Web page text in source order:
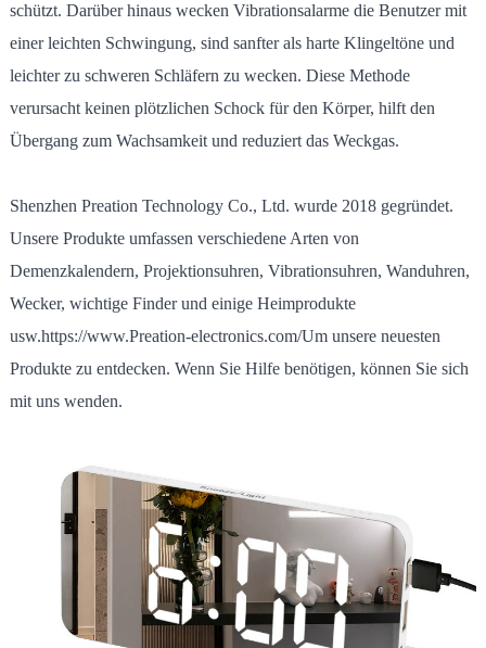
schützt. Darüber hinaus wecken Vibrationsalarme die Benutzer mit
einer leichten Schwingung, sind sanfter als harte Klingeltöne und
leichter zu schweren Schläfern zu wecken. Diese Methode
verursacht keinen plötzlichen Schock für den Körper, hilft den
Übergang zum Wachsamkeit und reduziert das Weckgas.
Shenzhen Preation Technology Co., Ltd. wurde 2018 gegründet.
Unsere Produkte umfassen verschiedene Arten von
Demenzkalendern, Projektionsuhren, Vibrationsuhren, Wanduhren,
Wecker, wichtige Finder und einige Heimprodukte
usw.https://www.Preation-electronics.com/Um unsere neuesten
Produkte zu entdecken. Wenn Sie Hilfe benötigen, können Sie sich
mit uns wenden.